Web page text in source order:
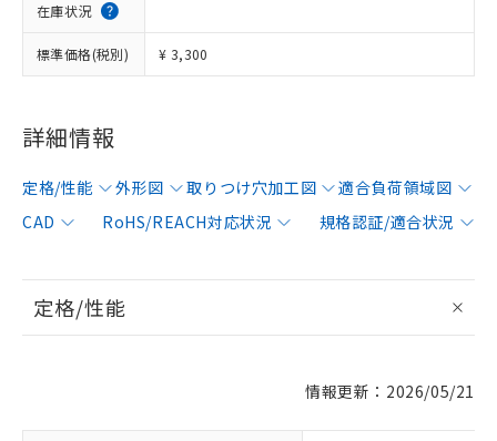
在庫状況
標準価格(税別) ¥ 3,300
詳細情報
定格/性能 外形図 取りつけ穴加工図
適合負荷領域図
CAD
RoHS/REACH対応状況 規格認証/適合状況
定格/性能
情報更新：2026/05/21